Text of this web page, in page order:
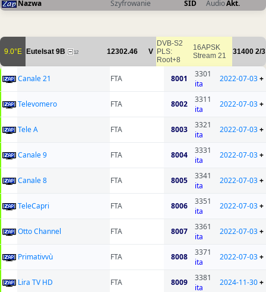
Nazwa Szyfrowanie SID AudioAkt.
9.0°E Eutelsat 9B 12 12302.46 V
DVB-S2
PLS:
Root+8
16APSK
Stream 21
31400 2/3
Canale 21 FTA 8001
3301
ita
2022-07-03+
Televomero FTA 8002
3311
ita
2022-07-03+
Tele A FTA 8003
3321
ita
2022-07-03+
Canale 9 FTA 8004
3331
ita
2022-07-03+
Canale 8 FTA 8005
3341
ita
2022-07-03+
TeleCapri FTA 8006
3351
ita
2022-07-03+
Otto Channel FTA 8007
3361
ita
2022-07-03+
Primativvù FTA 8008
3371
ita
2022-07-03+
Lira TV HD FTA 8009
3381
ita
2024-11-30+